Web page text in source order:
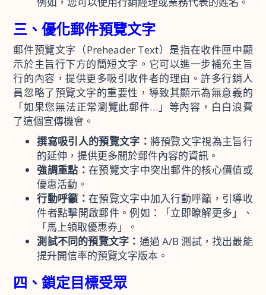
三、優化郵件預覽文字
郵件預覽文字（Preheader Text）是指在收件匣中顯
示於主旨行下方的簡短文字。它可以進一步補充主旨
行的內容，提供更多吸引收件者的理由。許多行銷人
員忽略了預覽文字的重要性，導致其顯示為無意義的
「如果您無法正常瀏覽此郵件…」等內容，白白浪費
了這個宣傳機會。
撰寫吸引人的預覽文字： 將預覽文字視為主旨行
的延伸，提供更多關於郵件內容的資訊。
強調重點： 在預覽文字中突出郵件的核心價值或
優惠活動。
行動呼籲： 在預覽文字中加入行動呼籲，引導收
件者點擊開啟郵件。例如：「立即瞭解更多」、
「馬上領取優惠券」。
測試不同的預覽文字： 通過 A/B 測試，找出最能
提升開信率的預覽文字版本。
四、鎖定目標受眾